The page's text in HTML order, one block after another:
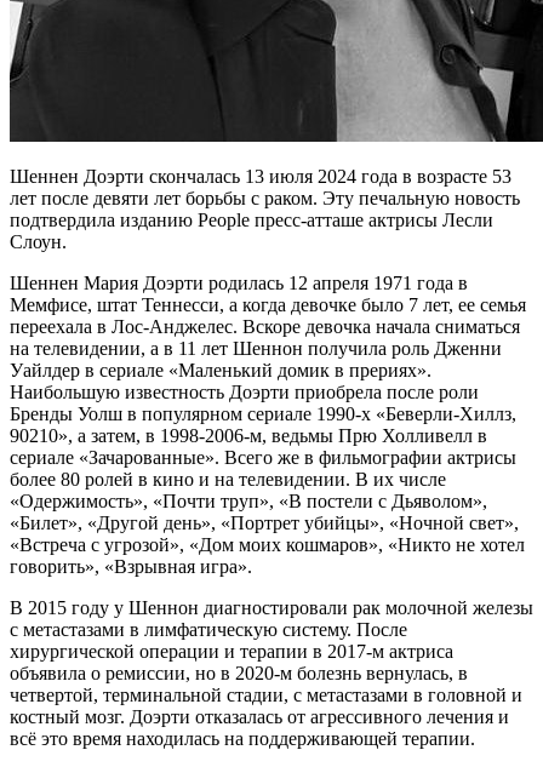
Шеннен Доэрти скончалась 13 июля 2024 года в возрасте 53
лет после девяти лет борьбы с раком. Эту печальную новость
подтвердила изданию People пресс-атташе актрисы Лесли
Слоун.
Шеннен Мария Доэрти родилась 12 апреля 1971 года в
Мемфисе, штат Теннесси, а когда девочке было 7 лет, ее семья
переехала в Лос-Анджелес. Вскоре девочка начала сниматься
на телевидении, а в 11 лет Шеннон получила роль Дженни
Уайлдер в сериале «Маленький домик в прериях».
Наибольшую известность Доэрти приобрела после роли
Бренды Уолш в популярном сериале 1990-х «Беверли-Хиллз,
90210», а затем, в 1998-2006-м, ведьмы Прю Холливелл в
сериале «Зачарованные». Всего же в фильмографии актрисы
более 80 ролей в кино и на телевидении. В их числе
«Одержимость», «Почти труп», «В постели с Дьяволом»,
«Билет», «Другой день», «Портрет убийцы», «Ночной свет»,
«Встреча с угрозой», «Дом моих кошмаров», «Никто не хотел
говорить», «Взрывная игра».
В 2015 году у Шеннон диагностировали рак молочной железы
с метастазами в лимфатическую систему. После
хирургической операции и терапии в 2017-м актриса
объявила о ремиссии, но в 2020-м болезнь вернулась, в
четвертой, терминальной стадии, с метастазами в головной и
костный мозг. Доэрти отказалась от агрессивного лечения и
всё это время находилась на поддерживающей терапии.